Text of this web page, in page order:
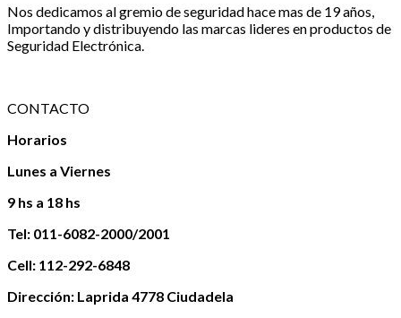
Nos dedicamos al gremio de seguridad hace mas de 19 años,
Importando y distribuyendo las marcas lideres en productos de
Seguridad Electrónica.
CONTACTO
Horarios
Lunes a Viernes
9 hs a 18 hs
Tel: 011-6082-2000/2001
Cell: 112-292-6848
Dirección: Laprida 4778 Ciudadela